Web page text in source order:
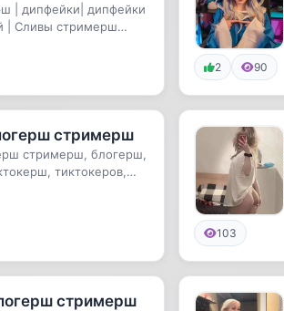
| СЛИВ
| дипфейки| дипфейки
| Сливы стримерш
2 90
стримерш
стримерш, блогерш,
тиктокеров,
103
стримерш